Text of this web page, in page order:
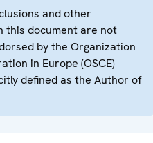
and other
this document are not
by the Organization
in Europe (OSCE)
defined as the Author of